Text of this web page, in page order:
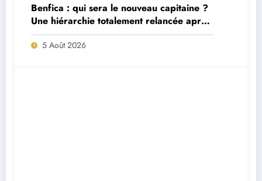
Benfica : qui sera le nouveau capitaine ?
Une hiérarchie totalement relancée après
deux départs majeurs
5 Août 2026